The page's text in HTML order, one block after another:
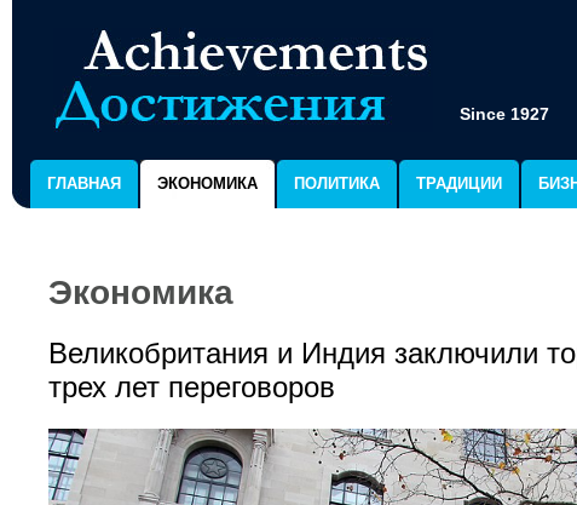
Since 1927
ГЛАВНАЯ ЭКОНОМИКА ПОЛИТИКА ТРАДИЦИИ
Экономика
Великобритания и Индия заключили
трех лет переговоров